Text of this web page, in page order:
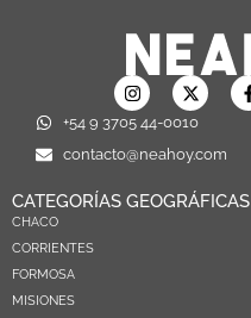
+54 9 3705 44-0010
contacto@neahoy.com
CATEGORÍAS GEOGRÁFICAS
CHACO
CORRIENTES
FORMOSA
MISIONES